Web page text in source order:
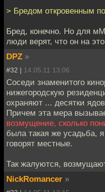
> Бредом откровенным
Бред, конечно. Но для
люди верят, что он на
DPZ »
#32 | 14.05.11 13:06
Соседи знаменитого
нижегородскую
охраняют ... десятки
Причем эта мера
возмущение, сколько
была такая же усадьба,
говорят местные.
Так жалуются,
NickRomancer »